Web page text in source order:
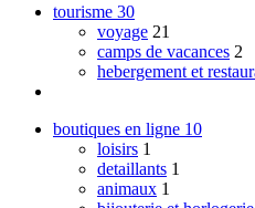
tourisme 30
voyage 21
camps de vacances 2
hebergement et
boutiques en ligne 10
loisirs 1
detaillants 1
animaux 1